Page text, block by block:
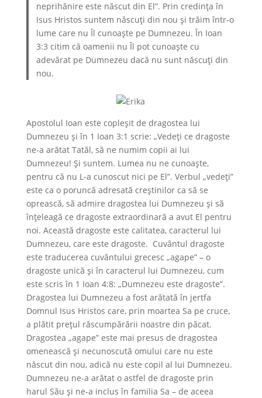
neprihănire este născut din El”. Prin credința în
Isus Hristos suntem născuți din nou și trăim într-o
lume care nu Îl cunoaște pe Dumnezeu. În Ioan
3:3 citim că oamenii nu Îl pot cunoaște cu
adevărat pe Dumnezeu dacă nu sunt născuți din
nou.
Apostolul Ioan este copleșit de dragostea lui
Dumnezeu şi în 1 Ioan 3:1 scrie: „Vedeţi ce dragoste
ne-a arătat Tatăl, să ne numim copii ai lui
Dumnezeu! Şi suntem. Lumea nu ne cunoaşte,
pentru că nu L-a cunoscut nici pe El”. Verbul „vedeți”
este ca o poruncă adresată creștinilor ca să se
oprească, să admire dragostea lui Dumnezeu și să
înțeleagă ce dragoste extraordinară a avut El pentru
noi. Această dragoste este calitatea, caracterul lui
Dumnezeu, care este dragoste. Cuvântul dragoste
este traducerea cuvântului grecesc „agape” – o
dragoste unică și în caracterul lui Dumnezeu, cum
este scris în 1 Ioan 4:8: „Dumnezeu este dragoste”.
Dragostea lui Dumnezeu a fost arătată în jertfa
Domnul Isus Hristos care, prin moartea Sa pe cruce,
a plătit prețul răscumpărării noastre din păcat.
Dragostea „agape” este mai presus de dragostea
omenească și necunoscută omului care nu este
născut din nou, adică nu este copil al lui Dumnezeu.
Dumnezeu ne-a arătat o astfel de dragoste prin
harul Său și ne-a inclus în familia Sa – de aceea